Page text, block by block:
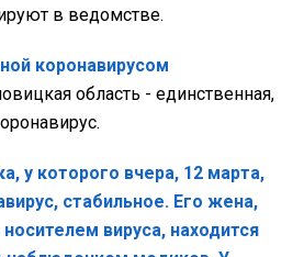
в ведомстве.
коронавирусом
область - единственная,
у которого вчера, 12 марта,
стабильное. Его жена,
вируса, находится